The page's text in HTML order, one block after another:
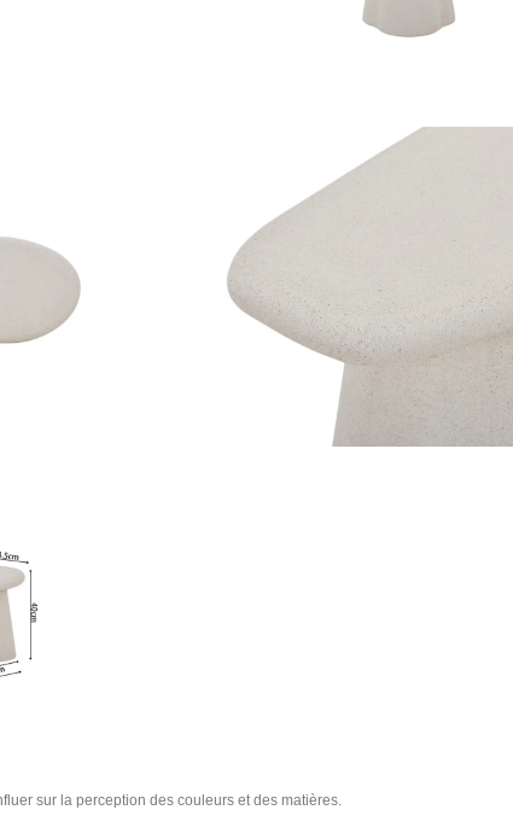
sur la perception des couleurs et des matières.